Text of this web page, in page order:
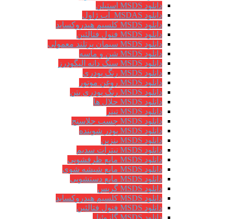
دانلود MSDS استیلن
دانلود MSDAS آب ژاول
دانلود MSDS کلسیم هیدروکساید
دانلود MSDS فنول فتالئین
دانلود MSDS سیمان پرتلند معمولی
دانلود MSDS شن و ماسه
دانلود MSDS سنگ دانه الیگودرز
دانلود MSDS رنگ پودری
دانلود MSDS روغن موتور
دانلود MSDS رنگ پودری بتن
دانلود MSDS حلال ها
دانلود MSDS تینر
دانلود MSDS چسب جلاسنج
دانلود MSDS پودر شوینده
دانلود MSDS بنزین
دانلود MSDS نیترات سدیم
دانلود MSDS مایع ظرفشویی
دانلود MSDS مایع شیشه شوی
دانلود MSDS مایع دستشویی
دانلود MSDS گریس
دانلود MSDS کلسیم هیدروکساید
دانلود MSDS فنول فتالئین
دانلود MSDS گازوئیل